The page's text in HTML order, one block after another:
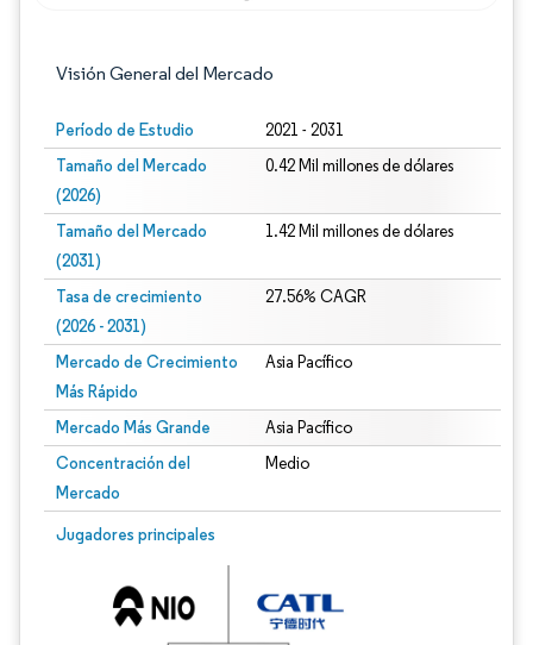
Visión General del Mercado
Período de Estudio 2021 - 2031
Tamaño del Mercado
(2026)
0.42 Mil millones de dólares
Tamaño del Mercado
(2031)
1.42 Mil millones de dólares
Tasa de crecimiento
(2026 - 2031)
27.56% CAGR
Mercado de Crecimiento
Más Rápido
Asia Pacífico
Mercado Más Grande Asia Pacífico
Concentración del
Mercado
Medio
Jugadores principales
Imagen © Mordor Intelligence. El uso requiere atribución según CC BY 4.0.